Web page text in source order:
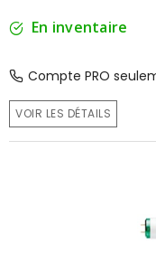
En inventaire
Compte PRO
VOIR LES DÉTAILS